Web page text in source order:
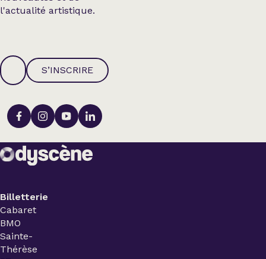
l'actualité artistique.
S’INSCRIRE
Billetterie
Cabaret
BMO
Sainte-
Thérèse